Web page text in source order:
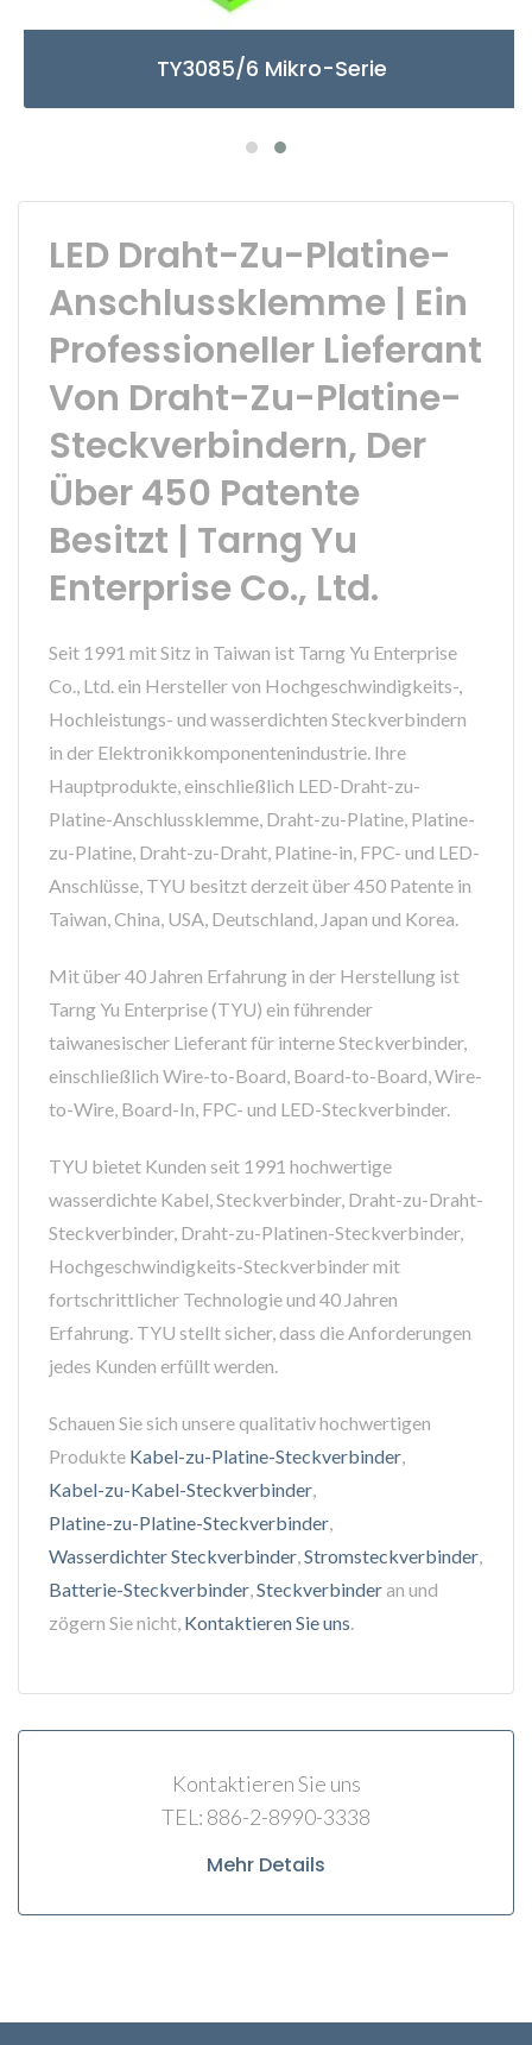
TY3085/6 Mikro-Serie
LED Draht-Zu-Platine-
Anschlussklemme | Ein
Professioneller Lieferant
Von Draht-Zu-Platine-
Steckverbindern, Der
Über 450 Patente
Besitzt | Tarng Yu
Enterprise Co., Ltd.
Seit 1991 mit Sitz in Taiwan ist Tarng Yu Enterprise
Co., Ltd. ein Hersteller von Hochgeschwindigkeits-,
Hochleistungs- und wasserdichten Steckverbindern
in der Elektronikkomponentenindustrie. Ihre
Hauptprodukte, einschließlich LED-Draht-zu-
Platine-Anschlussklemme, Draht-zu-Platine, Platine-
zu-Platine, Draht-zu-Draht, Platine-in, FPC- und LED-
Anschlüsse, TYU besitzt derzeit über 450 Patente in
Taiwan, China, USA, Deutschland, Japan und Korea.
Mit über 40 Jahren Erfahrung in der Herstellung ist
Tarng Yu Enterprise (TYU) ein führender
taiwanesischer Lieferant für interne Steckverbinder,
einschließlich Wire-to-Board, Board-to-Board, Wire-
to-Wire, Board-In, FPC- und LED-Steckverbinder.
TYU bietet Kunden seit 1991 hochwertige
wasserdichte Kabel, Steckverbinder, Draht-zu-Draht-
Steckverbinder, Draht-zu-Platinen-Steckverbinder,
Hochgeschwindigkeits-Steckverbinder mit
fortschrittlicher Technologie und 40 Jahren
Erfahrung. TYU stellt sicher, dass die Anforderungen
jedes Kunden erfüllt werden.
Schauen Sie sich unsere qualitativ hochwertigen
Produkte Kabel-zu-Platine-Steckverbinder
Kabel-zu-Kabel-Steckverbinder
Platine-zu-Platine-Steckverbinder
Wasserdichter Steckverbinder Stromsteckverbinder
Batterie-Steckverbinder Steckverbinderan und
zögern Sie nicht, Kontaktieren Sie uns
Kontaktieren Sie uns
TEL: 886-2-8990-3338
Mehr Details